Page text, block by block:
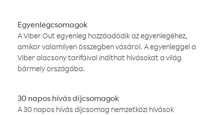
Egyenlegcsomagok
A Viber Out egyenleg hozzáadódik az egyenlegéhez,
amikor valamilyen összegben vásárol. A egyenleggel a
Viber alacsony tarifáival indíthat hívásokat a világ
bármely országába.
30 napos hívás díjcsomagok
A 30 napos hívás díjcsomag nemzetközi hívások